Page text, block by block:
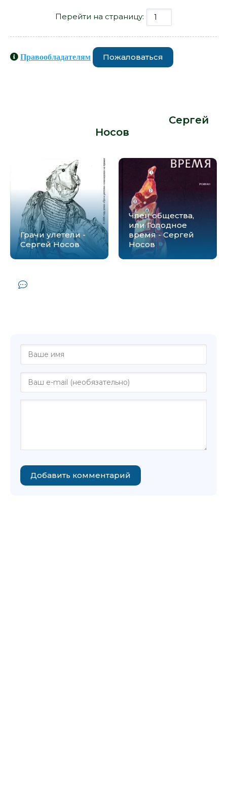
Перейти на страницу:
Правообладателям Пожаловаться
Сергей
Носов
Грачи улетели -
Сергей Носов
Член общества,
или Голодное
время - Сергей
Носов
Добавить комментарий